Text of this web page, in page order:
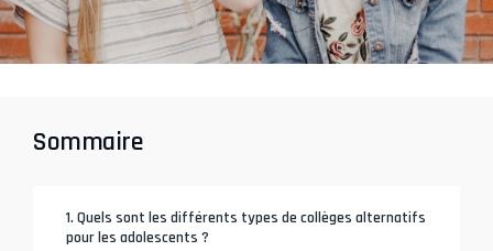
Sommaire
1. Quels sont les différents types de collèges alternatifs
pour les adolescents ?